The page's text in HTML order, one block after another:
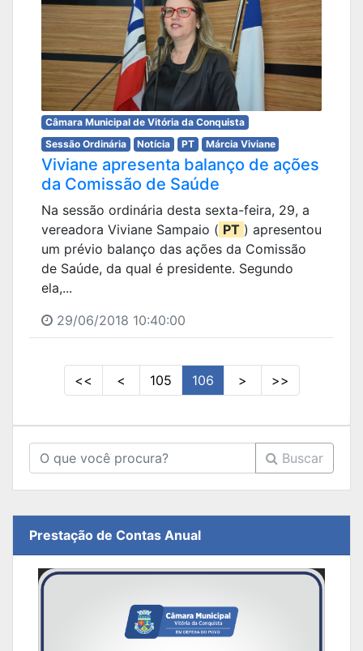
Câmara Municipal de Vitória da Conquista
Sessão Ordinária
Notícia PT Márcia Viviane
Viviane apresenta balanço de ações
da Comissão de Saúde
Na sessão ordinária desta sexta-feira, 29, a
vereadora Viviane Sampaio ( PT ) apresentou
um prévio balanço das ações da Comissão
de Saúde, da qual é presidente. Segundo
ela,...
29/06/2018 10:40:00
<< < 105 106 > >>
Buscar
Prestação de Contas Anual